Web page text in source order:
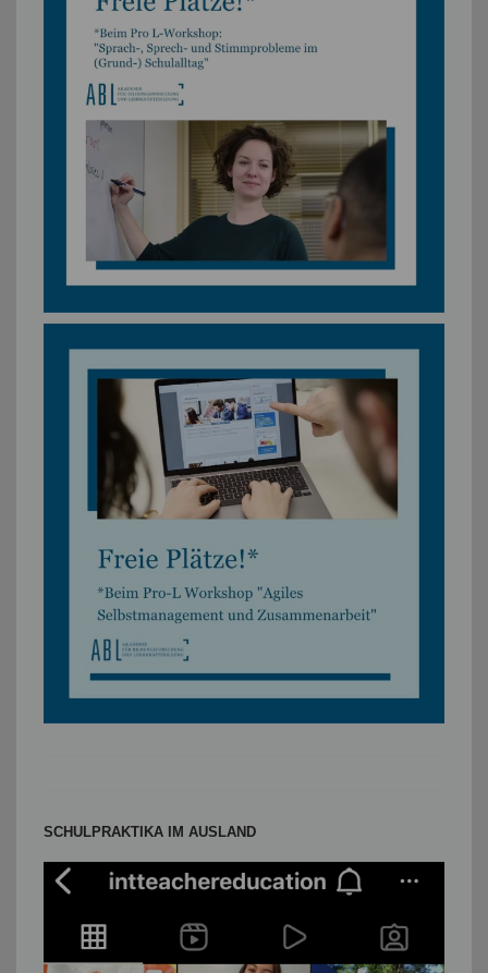
SCHULPRAKTIKA IM AUSLAND